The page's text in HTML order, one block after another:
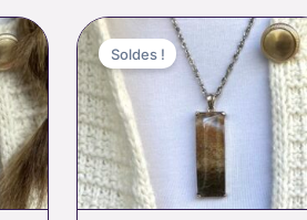
€.
Soldes !
initial
était :
125.00 €.
Le
prix
actuel
est :
87.50 €.